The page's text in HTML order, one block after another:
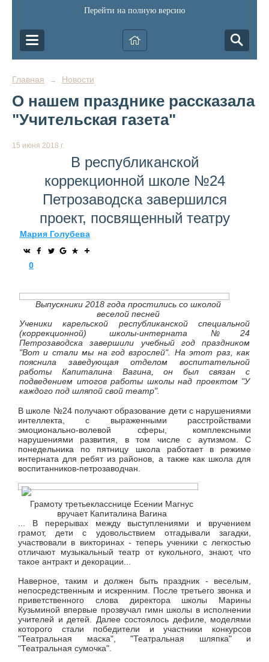
Перейти на полную версию
Главная → Новости
О нашем празднике рассказала
"Учительская газета"
15 июня 2018 г.
В республиканской
коррекционной школе №24
Петрозаводска завершился
проект, посвященный театру
Мария Голубева
0
Выпускники 2018 года простились со школой
веселой песней
Ученики карельской республиканской специальной
(коррекционной) школы-интерната №24
Петрозаводска завершили учебный год праздником
"Вот и стали мы на год взрослей". На этот раз, как
пояснила заведующая отделом воспитательной
работы Капиталина Вагина, он был связан с
подведением итогов работы школы над проектом "У
каждого под шляпой свой театр".
В школе №24 получают образование дети с нарушениями
интеллекта, с выраженными расстройствами
эмоционально-волевой сферы, комплексными
нарушениями развития, в том числе с аутизмом. С
понедельника по пятницу школа работает в режиме
интерната для ребят из районов, а также как школа для
воспитанников-петрозаводчан.
Грамоту третьекласснице Есении Магнус
вручает Капиталина Вагина
... В перерывах между выступлениями и вручением
грамот, дети с удовольствием отгадывали загадки,
участвовали в викторинах - теперь ученики с легкостью
отличают музыкальный театр от кукольного, знают, что
такое антракт и декорации...
Наверное, таким и должен быть праздник - веселым,
непосредственным и искренним. После третьего звонка и
приветственного слова директора школы Марины
Кузьминой впервые прозвучал гимн школы в исполнении
учителей и детей. Далее состоялось дефиле, моделями
которого стали победители и участники конкурсов
"Театральная маска", "Театральная шляпка" и
"Театральная сумочка".